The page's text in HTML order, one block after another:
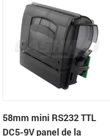
58mm mini RS232 TTL
DC5-9V panel de la